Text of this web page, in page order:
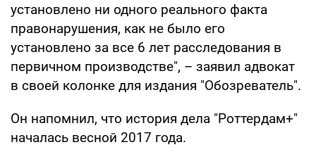
установлено ни одного реального факта
правонарушения, как не было его
установлено за все 6 лет расследования в
первичном производстве", – заявил адвокат
в своей колонке для издания "Обозреватель".
Он напомнил, что история дела "Роттердам+"
началась весной 2017 года.